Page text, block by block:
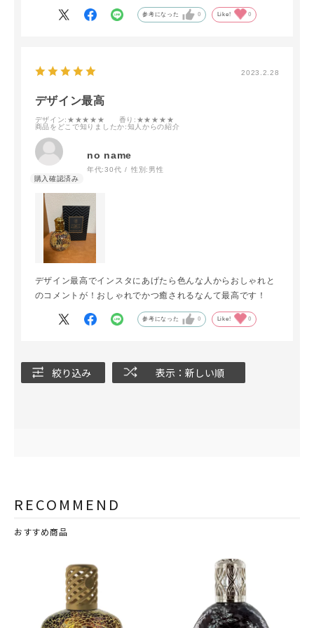
参考になった 0 Like! 0
2023.2.28
デザイン最高
デザイン:★★★★★ 香り :★★★★★
商品をどこで知りましたか:知人からの紹介
no name
年代:30代 性別: 男性
デザイン最高でインスタにあげたら色んな人からおしゃれと
のコメントが！おしゃれでかつ癒されるなんて最高です！
参考になった 0 Like! 0
絞り込み 表示：新しい順
RECOMMEND
おすすめ商品